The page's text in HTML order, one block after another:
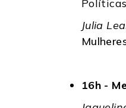
Julia
16h -